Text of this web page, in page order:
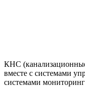
КНС
вместе с системами
системами